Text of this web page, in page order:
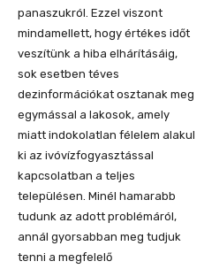
panaszukról. Ezzel viszont
mindamellett, hogy értékes időt
veszítünk a hiba elhárításáig,
sok esetben téves
dezinformációkat osztanak meg
egymással a lakosok, amely
miatt indokolatlan félelem alakul
ki az ivóvízfogyasztással
kapcsolatban a teljes
településen. Minél hamarabb
tudunk az adott problémáról,
annál gyorsabban meg tudjuk
tenni a megfelelő